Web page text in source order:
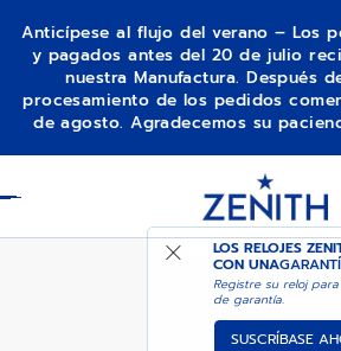
Anticípese al flujo del verano – Los
y pagados antes del 20 de julio
nuestra Manufactura. Después
procesamiento de los pedidos
de agosto. Agradecemos su
LOS RELOJES
CON UNA
Registre su reloj
de garantía.
SUSCRÍBASE
PILOT BIG DATE FLYBACK